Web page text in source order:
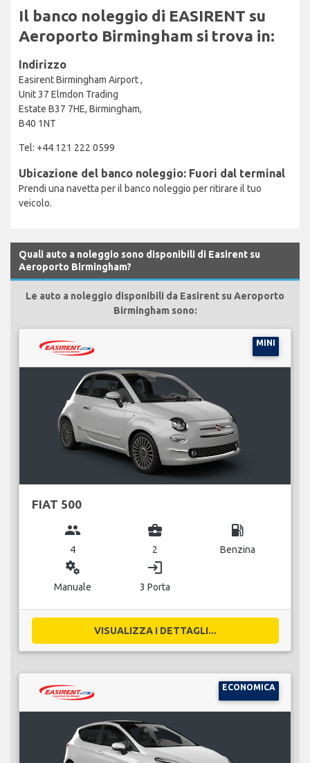
Il banco noleggio di EASIRENT su
Aeroporto Birmingham si trova in:
Indirizzo
Easirent Birmingham Airport ,
Unit 37 Elmdon Trading
Estate B37 7HE, Birmingham,
B40 1NT
Tel: +44 121 222 0599
Ubicazione del banco noleggio: Fuori dal terminal
Prendi una navetta per il banco noleggio per ritirare il tuo
veicolo.
Quali auto a noleggio sono disponibili di Easirent su
Aeroporto Birmingham?
Le auto a noleggio disponibili da Easirent su Aeroporto
Birmingham sono:
MINI
FIAT 500
group
4
business_center
2
local_gas_station
Benzina
miscellaneous_services
Manuale
login
3 Porta
VISUALIZZA I DETTAGLI...
ECONOMICA